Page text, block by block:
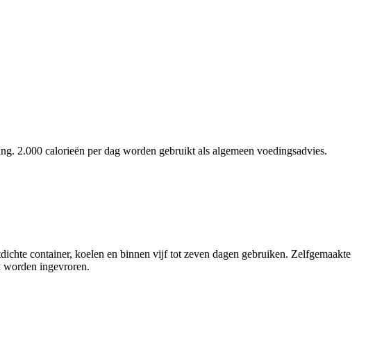
2.000 calorieën per dag worden gebruikt als algemeen voedingsadvies.
container, koelen en binnen vijf tot zeven dagen gebruiken. Zelfgemaakte
worden ingevroren.